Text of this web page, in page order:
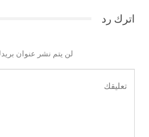
اترك رد
لن يتم نشر عنوان